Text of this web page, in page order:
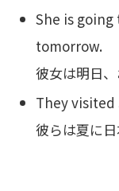
She is
tomorrow.
彼女は明日、
They
彼らは夏に日